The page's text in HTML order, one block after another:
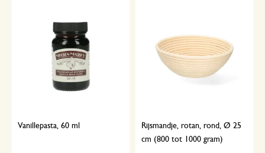
Vanillepasta, 60 ml
Rijsmandje, rotan, rond, Ø 25
cm (800 tot 1000 gram)